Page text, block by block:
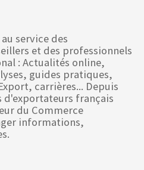
service des
et des professionnels
: Actualités online,
guides pratiques,
carrières... Depuis
d'exportateurs français
du Commerce
informations,